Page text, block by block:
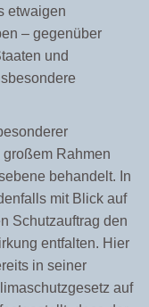
– gegenüber
und
Rahmen
behandelt. In
mit Blick auf
Schutzauftrag den
entfalten. Hier
in seiner
auf